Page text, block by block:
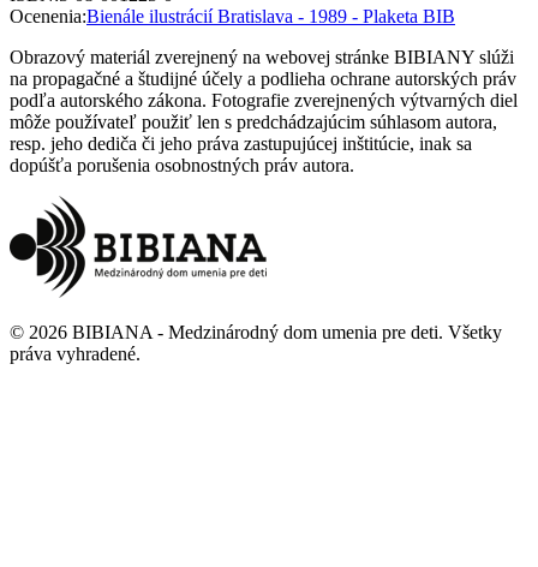
Ocenenia:Bienále ilustrácií Bratislava - 1989 - Plaketa BIB
Obrazový materiál zverejnený na webovej stránke BIBIANY slúži
na propagačné a študijné účely a podlieha ochrane autorských práv
podľa autorského zákona. Fotografie zverejnených výtvarných diel
môže používateľ použiť len s predchádzajúcim súhlasom autora,
resp. jeho dediča či jeho práva zastupujúcej inštitúcie, inak sa
dopúšťa porušenia osobnostných práv autora.
© 2026 BIBIANA - Medzinárodný dom umenia pre deti. Všetky
práva vyhradené.